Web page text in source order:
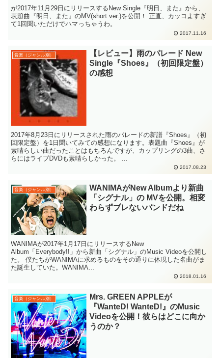
が2017年11月29日にリリースするNew Single『明日、また』から、
表題曲『明日、また』のMV(short ver.)を公開！ 正直、カッコよすぎ
て1回聞いただけでハマっちゃうわ。
2017.11.16
音楽（ジャンル別）
【レビュー】雨のパレード New
Single『Shoes』（初回限定盤）
の感想
2017年8月23日にリリースされた雨のパレードの新譜『Shoes』（初
回限定盤）を1日聞いてみての感想になります。表題曲『Shoes』が
素晴らしい曲だったことはもちろんですが、カップリングの3曲、さ
らにはライブDVDも素晴らしかった。 ...
2017.08.23
音楽（ジャンル別）
WANIMAがNew Albumより新曲
「シグナル」の MVを公開。相変
わらずブレないバンドだね
WANIMAが2017年1月17日にリリースするNew
Album「Everybody!!」から新曲「シグナル」のMusic Videoを公開し
た。 僕たちがWANIMAに求めるものをその通りに体現した名曲がま
た誕生していた。WANIMA...
2018.01.16
音楽（ジャンル別）
Mrs. GREEN APPLEが
『WanteD! WanteD!』のMusic
Videoを公開！彼らはどこに向か
うのか？